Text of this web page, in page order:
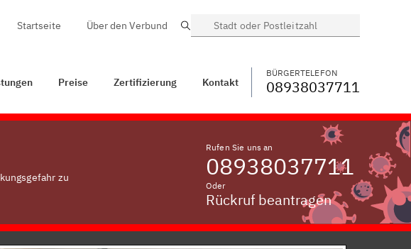
BÜRGERTELEFON WECHSELN
Startseite Über den Verbund Suche
Preise Zertifizierung Kontakt
BÜRGERTELEFON
08938037711
zu
Rufen Sie uns an
08938037711
Oder
Rückruf beantragen